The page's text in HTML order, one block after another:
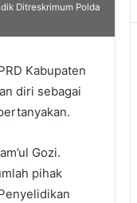
Ditreskrimum Polda
Kabupaten
diri sebagai
Gozi.
pihak